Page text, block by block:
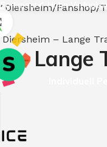
✔ Hohe
Diersheim Fanshop
– Lange